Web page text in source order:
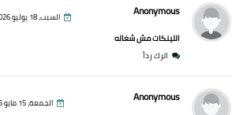
Anonymous السبت، 18 يوليو 2026 في 12:34:00 ص غرينتش+3
اللينكات مش شغاله
اترك رداً
Anonymous الجمعة، 15 مايو 2026 في 4:36:00 م غرينتش+3